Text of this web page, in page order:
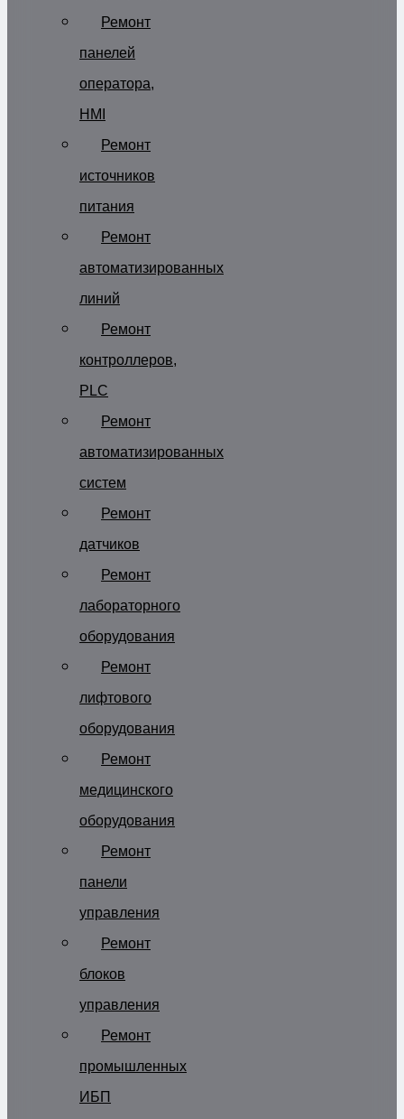
Ремонт
панелей
оператора,
HMI
Ремонт
источников
питания
Ремонт
автоматизированных
линий
Ремонт
контроллеров,
PLC
Ремонт
автоматизированных
систем
Ремонт
датчиков
Ремонт
лабораторного
оборудования
Ремонт
лифтового
оборудования
Ремонт
медицинского
оборудования
Ремонт
панели
управления
Ремонт
блоков
управления
Ремонт
промышленных
ИБП